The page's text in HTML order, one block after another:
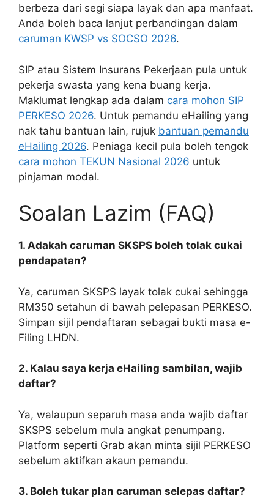
berbeza dari segi siapa layak dan apa manfaat.
Anda boleh baca lanjut perbandingan dalam
caruman KWSP vs SOCSO 2026.
SIP atau Sistem Insurans Pekerjaan pula untuk
pekerja swasta yang kena buang kerja.
Maklumat lengkap ada dalam cara mohon SIP
PERKESO 2026. Untuk pemandu eHailing yang
nak tahu bantuan lain, rujuk bantuan pemandu
eHailing 2026. Peniaga kecil pula boleh tengok
cara mohon TEKUN Nasional 2026 untuk
pinjaman modal.
Soalan Lazim (FAQ)
1. Adakah caruman SKSPS boleh tolak cukai
pendapatan?
Ya, caruman SKSPS layak tolak cukai sehingga
RM350 setahun di bawah pelepasan PERKESO.
Simpan sijil pendaftaran sebagai bukti masa e-
Filing LHDN.
2. Kalau saya kerja eHailing sambilan, wajib
daftar?
Ya, walaupun separuh masa anda wajib daftar
SKSPS sebelum mula angkat penumpang.
Platform seperti Grab akan minta sijil PERKESO
sebelum aktifkan akaun pemandu.
3. Boleh tukar plan caruman selepas daftar?